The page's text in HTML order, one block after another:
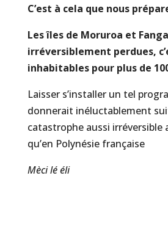
C’est à cela que nous
Les îles de Moruroa et
irréversiblement perdues,
inhabitables pour plus de
Laisser s’installer un tel
donnerait inéluctablement
catastrophe aussi irréversible
qu’en Polynésie française
Mèci lé éli